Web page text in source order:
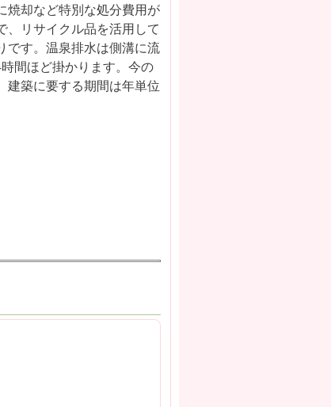
焼却など特別な処分費用が
、リサイクル品を活用して
です。温泉排水は側溝に流
間ほど掛かります。今の
建築に要する期間は年単位